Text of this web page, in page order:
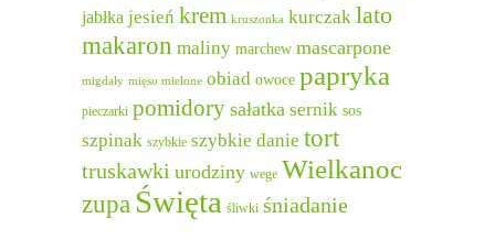
jabłka jesień krem kruszonka kurczak lato
makaron maliny marchew mascarpone
migdały mięso mielone obiad owoce papryka
pieczarki pomidory sałatka sernik sos
szpinak szybkie szybkie danie tort
truskawki urodziny wege Wielkanoc
zupa Święta śliwki śniadanie